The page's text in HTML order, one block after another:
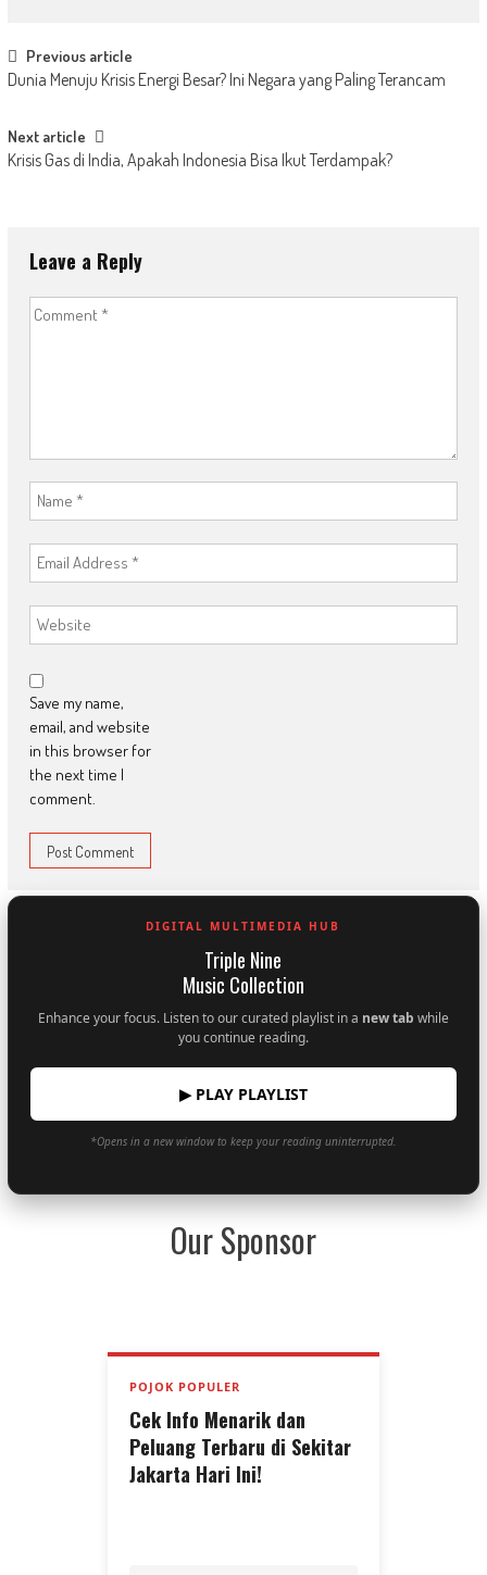
Post
navigation
Previous article
Dunia Menuju Krisis Energi Besar? Ini Negara yang Paling Terancam
Next article
Krisis Gas di India, Apakah Indonesia Bisa Ikut Terdampak?
Leave a Reply
Save my name,
email, and website
in this browser for
the next time I
comment.
DIGITAL MULTIMEDIA HUB
Triple Nine
Music Collection
Enhance your focus. Listen to our curated playlist in a new tab while
you continue reading.
▶ PLAY PLAYLIST
*Opens in a new window to keep your reading uninterrupted.
Our Sponsor
POJOK POPULER
Cek Info Menarik dan
Peluang Terbaru di Sekitar
Jakarta Hari Ini!